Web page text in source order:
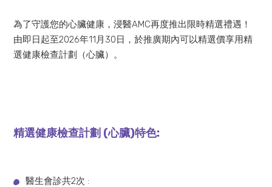
為了守護您的心臟健康，浸醫AMC再度推出限時精選禮遇！
由即日起至2026年11月30日，於推廣期內可以精選價享用精
選健康檢查計劃（心臟）。
精選健康檢查計劃 (心臟)特色:
醫生會診共2次 :